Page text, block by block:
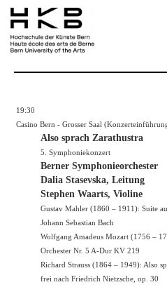
19:30
Casino Bern - Grosser Saal
Also sprach Zarathustra
5. Symphoniekonzert
Berner Symphonieorchester
Dalia Stasevska, Leitung
Stephen Waarts, Violine
Gustav Mahler (1860 – 1911): Suite
Johann Sebastian Bach
Wolfgang Amadeus Mozart (1756 –
Orchester Nr. 5 A-Dur KV 219
Richard Strauss (1864 – 1949): Also
frei nach Friedrich Nietzsche, op. 30